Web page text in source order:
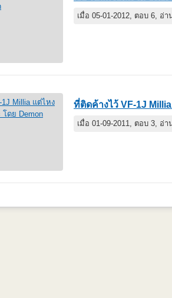
เมื่อ 05-01-2012, ตอบ 6, อ่า
ที่ติดค้างไว้ VF-1J
เมื่อ 01-09-2011, ตอบ 3, อ่า